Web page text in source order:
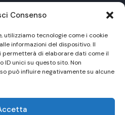
Consenso
utilizziamo tecnologie come i cookie
informazioni del dispositivo. Il
permetterà di elaborare dati come il
ID unici su questo sito. Non
può influire negativamente su alcune